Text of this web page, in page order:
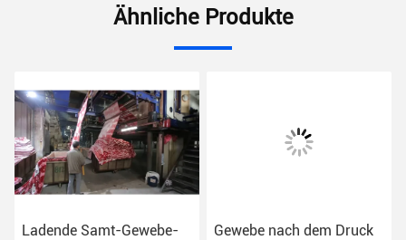
Ähnliche Produkte
Ladende Samt-Gewebe-
Gewebe nach dem Druck